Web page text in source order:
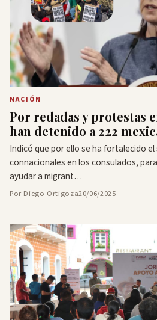
NACIÓN
Por redadas y protestas
han detenido a 222
Indicó que por ello se ha fortalecido
connacionales en los consulados,
ayudar a migrant…
Por Diego Ortigoza20/06/2025